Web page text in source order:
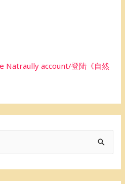
Natraully account/登陆《自然